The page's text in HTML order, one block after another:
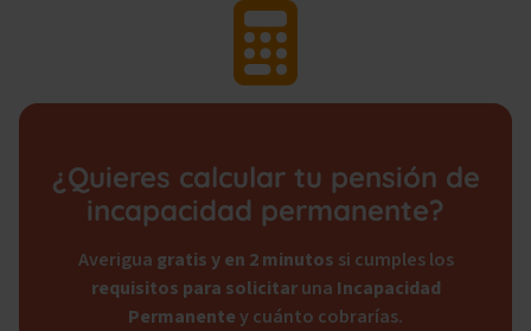
¿Quieres calcular tu pensión de
incapacidad permanente?
Averigua gratis y en 2 minutos si cumples los
requisitos para solicitaruna Incapacidad
Permanentey cuánto cobrarías.